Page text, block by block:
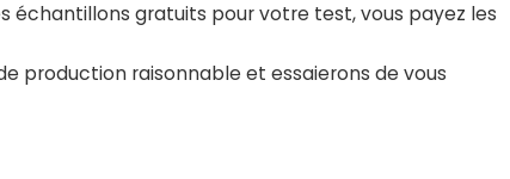
échantillons gratuits pour votre test, vous payez les
production raisonnable et essaierons de vous